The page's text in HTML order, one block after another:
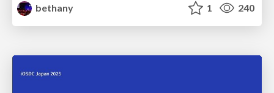
bethany
1 240